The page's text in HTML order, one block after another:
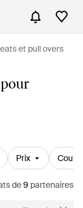
et pull overs
Prix
de9 partenaires